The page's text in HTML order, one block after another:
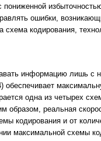
пониженной
ошибки,
схема кодирования,
информацию лишь с
одна из четырех
образом, реальная
кодирования и от
максимальной схемы